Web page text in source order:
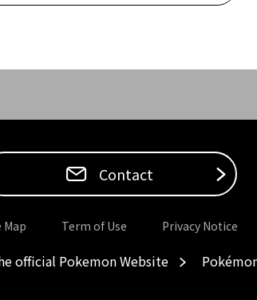
Contact
Map Term of Use Privacy Notice
official Pokemon Website